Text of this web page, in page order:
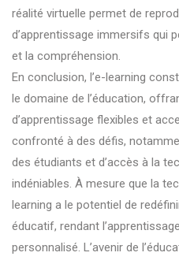
réalité virtuelle permet de
d’apprentissage immersifs qui
et la compréhension.
En conclusion, l’e-learning
le domaine de l’éducation,
d’apprentissage flexibles et
confronté à des défis,
des étudiants et d’accès à la
indéniables. À mesure que la
learning a le potentiel de
éducatif, rendant
personnalisé. L’avenir de